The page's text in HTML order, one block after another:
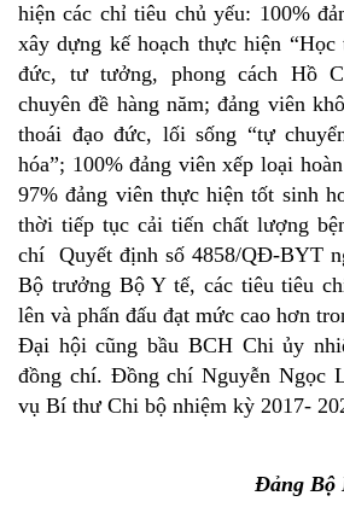
hiện các chỉ tiêu chủ yếu: 100%
xây dựng kế hoạch thực hiện “Học
đức, tư tưởng, phong cách Hồ
chuyên đề hàng năm; đảng viên
thoái đạo đức, lối sống “tự
hóa”; 100% đảng viên xếp loại
97% đảng viên thực hiện tốt sinh
thời tiếp tục cải tiến chất lượng
chí Quyết định số 4858/QĐ-BYT
Bộ trưởng Bộ Y tế, các tiêu tiêu
lên và phấn đấu đạt mức cao hơn
Đại hội cũng bầu BCH Chi ủy
đồng chí. Đồng chí Nguyễn Ngọc
vụ Bí thư Chi bộ nhiệm kỳ 2017-
Đảng Bộ